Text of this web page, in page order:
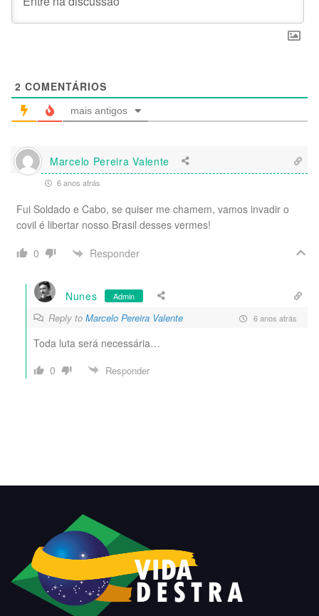
2 COMENTÁRIOS
mais antigos
Marcelo Pereira Valente
6 anos atrás
Fui Soldado e Cabo, se quiser me chamem, vamos invadir o
covil é libertar nosso Brasil desses vermes!
0
Responder
Nunes Admin
Reply to Marcelo Pereira Valente 6 anos atrás
Toda luta será necessária…
0
Responder